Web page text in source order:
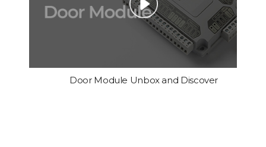
Door Module Unbox and Discover